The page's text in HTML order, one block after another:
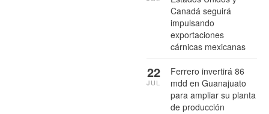
Canadá seguirá
impulsando
exportaciones
cárnicas mexicanas
Ferrero invertirá 86
mdd en Guanajuato
para ampliar su planta
de producción
22
JUL